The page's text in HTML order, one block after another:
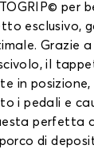
per
esclusivo,
Grazie
il
in posizione,
i pedali e
perfetta
di